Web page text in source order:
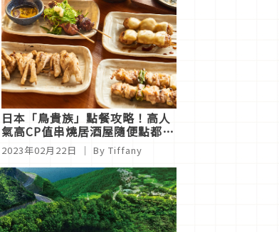
日本「鳥貴族」點餐攻略！高人
氣高CP值串燒居酒屋隨便點都好
好吃
2023年02月22日 ｜ By Tiffany